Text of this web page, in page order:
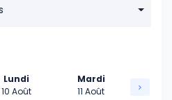
Lundi
10 Août
Mardi
11 Août